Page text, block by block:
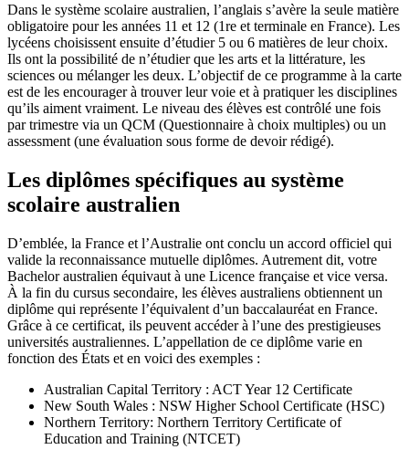
Dans le système scolaire australien, l’anglais s’avère la seule matière
obligatoire pour les années 11 et 12 (1re et terminale en France). Les
lycéens choisissent ensuite d’étudier 5 ou 6 matières de leur choix.
Ils ont la possibilité de n’étudier que les arts et la littérature, les
sciences ou mélanger les deux. L’objectif de ce programme à la carte
est de les encourager à trouver leur voie et à pratiquer les disciplines
qu’ils aiment vraiment. Le niveau des élèves est contrôlé une fois
par trimestre via un QCM (Questionnaire à choix multiples) ou un
assessment (une évaluation sous forme de devoir rédigé).
Les diplômes spécifiques au système
scolaire australien
D’emblée, la France et l’Australie ont conclu un accord officiel qui
valide la reconnaissance mutuelle diplômes. Autrement dit, votre
Bachelor australien équivaut à une Licence française et vice versa.
À la fin du cursus secondaire, les élèves australiens obtiennent un
diplôme qui représente l’équivalent d’un baccalauréat en France.
Grâce à ce certificat, ils peuvent accéder à l’une des prestigieuses
universités australiennes. L’appellation de ce diplôme varie en
fonction des États et en voici des exemples :
Australian Capital Territory : ACT Year 12 Certificate
New South Wales : NSW Higher School Certificate (HSC)
Northern Territory: Northern Territory Certificate of
Education and Training (NTCET)